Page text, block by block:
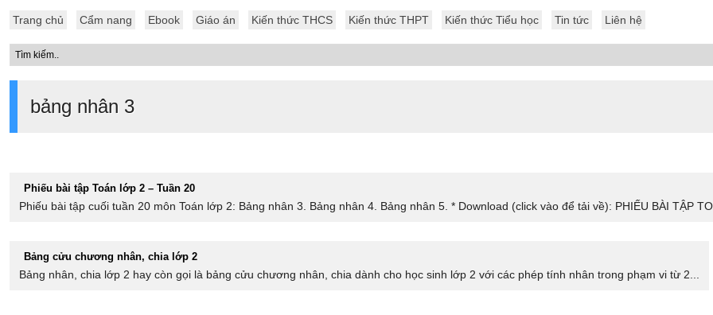
Trang chủ Cẩm nang Ebook Giáo án Kiến thức THCS Kiến thức THPT Kiến thức Tiểu học Tin tức Liên hệ
bảng nhân 3
Phiếu bài tập Toán lớp 2 – Tuần 20
Phiếu bài tập cuối tuần 20 môn Toán lớp 2: Bảng nhân 3. Bảng nhân 4. Bảng nhân 5. * Download (click vào để tải về): PHIẾU BÀI TẬP
Bảng cửu chương nhân, chia lớp 2
Bảng nhân, chia lớp 2 hay còn gọi là bảng cửu chương nhân, chia dành cho học sinh lớp 2 với các phép tính nhân trong phạm vi từ 2...